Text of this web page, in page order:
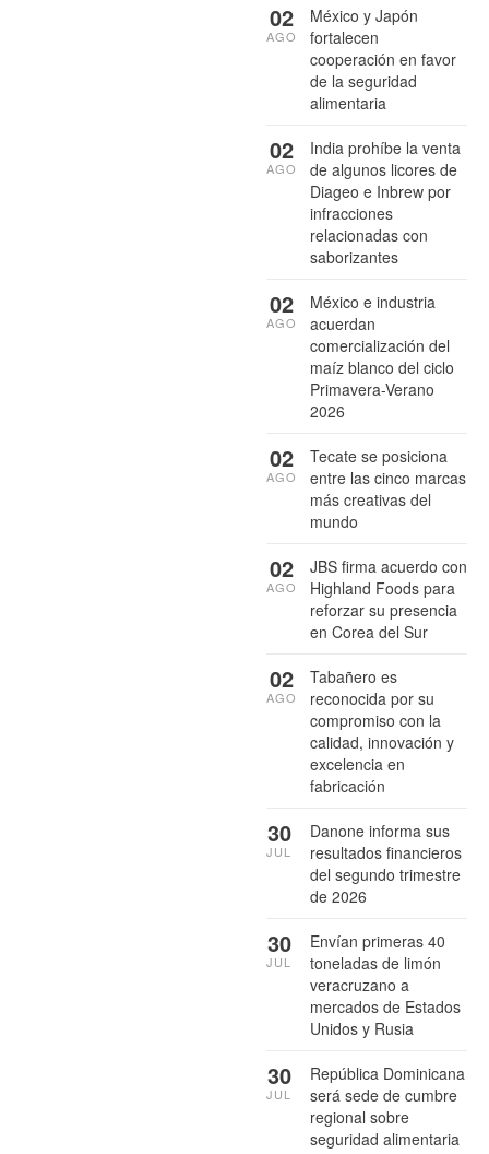
México y Japón
fortalecen
cooperación en favor
de la seguridad
alimentaria
02
AGO
India prohíbe la venta
de algunos licores de
Diageo e Inbrew por
infracciones
relacionadas con
saborizantes
02
AGO
México e industria
acuerdan
comercialización del
maíz blanco del ciclo
Primavera-Verano
2026
02
AGO
Tecate se posiciona
entre las cinco marcas
más creativas del
mundo
02
AGO
JBS firma acuerdo con
Highland Foods para
reforzar su presencia
en Corea del Sur
02
AGO
Tabañero es
reconocida por su
compromiso con la
calidad, innovación y
excelencia en
fabricación
02
AGO
Danone informa sus
resultados financieros
del segundo trimestre
de 2026
30
JUL
Envían primeras 40
toneladas de limón
veracruzano a
mercados de Estados
Unidos y Rusia
30
JUL
República Dominicana
será sede de cumbre
regional sobre
seguridad alimentaria
30
JUL